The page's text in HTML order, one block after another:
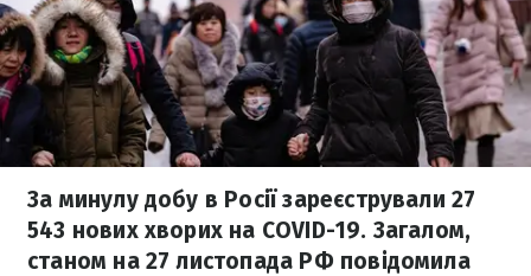
За минулу добу в Росії зареєстрували 27
543 нових хворих на COVID-19. Загалом,
станом на 27 листопада РФ повідомила